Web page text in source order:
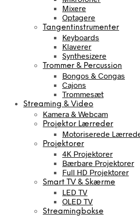
Mixere
Optagere
Tangentinstrumenter
Keyboards
Klaverer
Synthesizere
Trommer & Percussion
Bongos & Congas
Cajons
Trommesæt
Streaming & Video
Kamera & Webcam
Projektor Lærreder
Motoriserede
Projektorer
4K Projektorer
Bærbare Projektorer
Full HD Projektorer
Smart TV & Skærme
LED TV
OLED TV
Streamingbokse